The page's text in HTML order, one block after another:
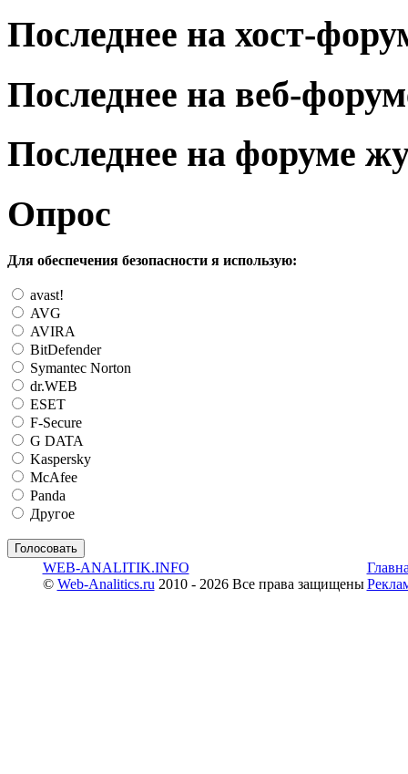
Последнее на хост-
Последнее на веб-
Последнее на форуме
Опрос
Для обеспечения безопасности я использую:
avast!
AVG
AVIRA
BitDefender
Symantec Norton
dr.WEB
ESET
F-Secure
G DATA
Kaspersky
McAfee
Panda
Другое
WEB-ANALITIK.INFO
© Web-Analitics.ru 2010 - 2026 Все права защищены